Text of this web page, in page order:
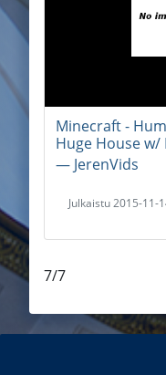
Minecraft -
Huge House
― JerenVids
Julkaistu 2015-11-
7/7